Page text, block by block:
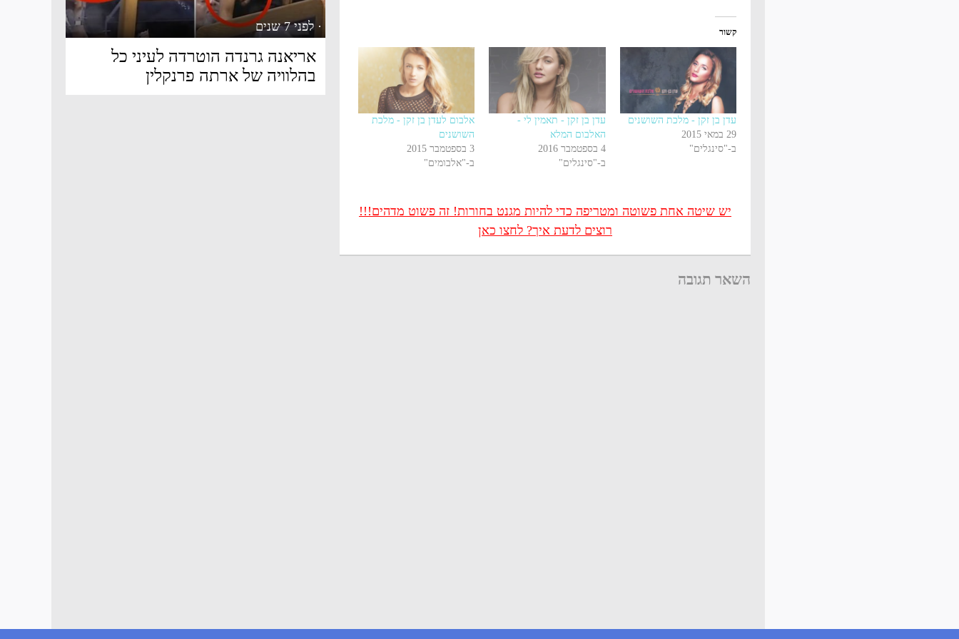
קשור
עדן בן זקן - מלכת השושנים
29 במאי 2015
ב-"סינגלים"
עדן בן זקן - תאמין לי -
האלבום המלא
4 בספטמבר 2016
ב-"סינגלים"
אלבום לעדן בן זקן - מלכת
השושנים
3 בספטמבר 2015
ב-"אלבומים"
יש שיטה אחת פשוטה ומטריפה כדי להיות מגנט בחורות! זה פשוט מדהים!!!
רוצים לדעת איך? לחצו כאן
השאר תגובה
· לפני 7 שנים
אריאנה גרנדה הוטרדה לעיני כל
בהלוויה של ארתה פרנקלין